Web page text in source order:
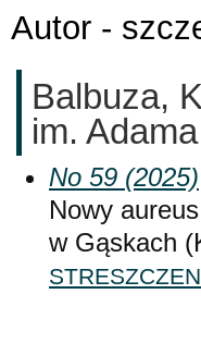
Autor -
Balbuza,
im.
No 59 (2025)
Nowy
w Gąskach